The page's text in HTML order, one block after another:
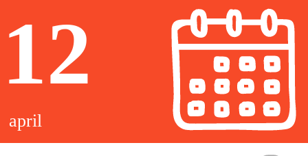
12
april